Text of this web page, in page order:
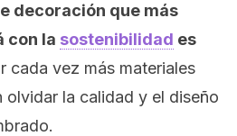
decoración que más
con la sostenibilidad es
cada vez más materiales
la calidad y el diseño